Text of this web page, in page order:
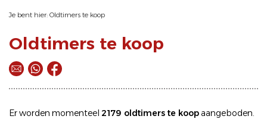
Je bent hier: Oldtimers te koop
Oldtimers te koop
Er worden momenteel 2179 oldtimers te koopaangeboden.